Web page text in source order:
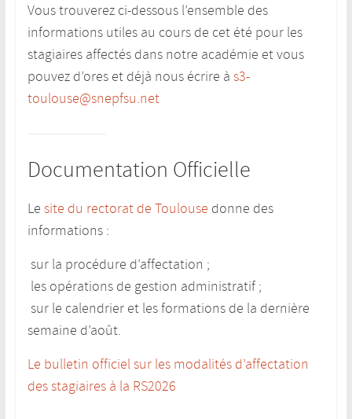
Vous trouverez ci-dessous l’ensemble des
informations utiles au cours de cet été pour les
stagiaires affectés dans notre académie et vous
pouvez d’ores et déjà nous écrire à s3-
toulouse@snepfsu.net
Documentation Officielle
Le site du rectorat de Toulouse donne des
informations :
sur la procédure d’affectation ;
les opérations de gestion administratif ;
sur le calendrier et les formations de la dernière
semaine d’août.
Le bulletin officiel sur les modalités d’affectation
des stagiaires à la RS2026